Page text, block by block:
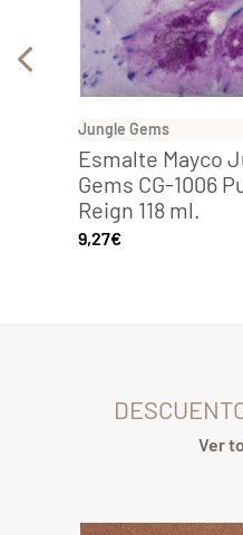
Jungle Gems
Esmalte Mayco
Gems CG-1006
Reign 118 ml.
9,27€
Ver